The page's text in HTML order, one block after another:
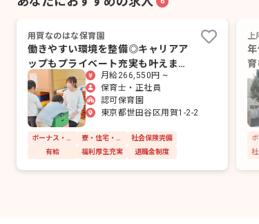
用賀なのはな保育園
働きやすい環境を整備◎キャリアア
ップもプライベート充実も叶えませ
んか？
月給266,550円 ~
保育士・正社員
認可保育園
東京都世田谷区用賀1-2-2
社会保険完備
有給
福利厚生充実 退職金制度
上
社